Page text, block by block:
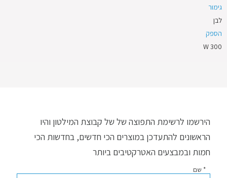
גימור
לבן
הספק
300 W
הירשמו לרשימת התפוצה של של קבוצת המילטון והיו
הראשונים להתעדכן במוצרים הכי חדשים, בחדשות הכי
חמות ובמבצעים האטרקטיבים ביותר
* שם